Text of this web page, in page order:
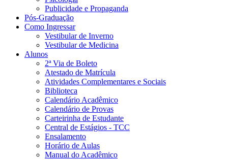
Publicidade e Propaganda
Pós-Graduação
Como Ingressar
Vestibular de Inverno
Vestibular de Medicina
Alunos
2ª Via de Boleto
Atestado de Matrícula
Atividades Complementares e Sociais
Biblioteca
Calendário Acadêmico
Calendário de Provas
Carteirinha de Estudante
Central de Estágios - TCC
Ensalamento
Horário de Aulas
Manual do Acadêmico